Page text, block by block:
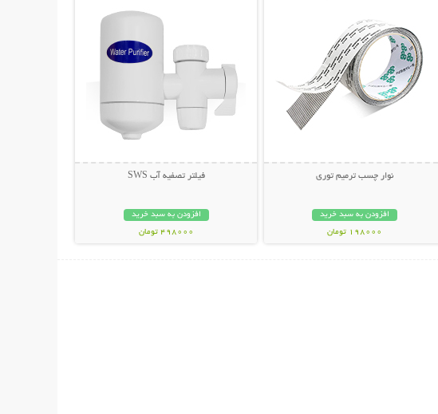
نوار چسب ترمیم توری
افزودن به سبد خرید
198000 تومان
فیلتر تصفيه آب SWS
افزودن به سبد خرید
498000 تومان